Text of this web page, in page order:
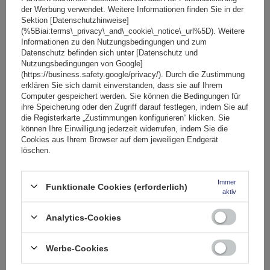
Inhalt Ihrer Bewertung
Ihr Produktfoto hinzufügen:
Ihre E-Mail-Adresse
Bewertung abschicken
der Werbung verwendet. Weitere Informationen finden Sie in der
Sektion [Datenschutzhinweise]
(%5Biai:terms\_privacy\_and\_cookie\_notice\_url%5D). Weitere
Informationen zu den Nutzungsbedingungen und zum
Datenschutz befinden sich unter [Datenschutz und
Nutzungsbedingungen von Google]
(https://business.safety.google/privacy/). Durch die Zustimmung
erklären Sie sich damit einverstanden, dass sie auf Ihrem
Computer gespeichert werden. Sie können die Bedingungen für
ihre Speicherung oder den Zugriff darauf festlegen, indem Sie auf
die Registerkarte „Zustimmungen konfigurieren“ klicken. Sie
können Ihre Einwilligung jederzeit widerrufen, indem Sie die
Cookies aus Ihrem Browser auf dem jeweiligen Endgerät
löschen.
Funktionale Cookies (erforderlich)
Immer
aktiv
Analytics-Cookies
Werbe-Cookies